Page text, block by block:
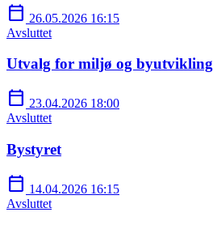
calendar_today 26.05.2026 16:15
Avsluttet
Utvalg for miljø og byutvikling
calendar_today 23.04.2026 18:00
Avsluttet
Bystyret
calendar_today 14.04.2026 16:15
Avsluttet